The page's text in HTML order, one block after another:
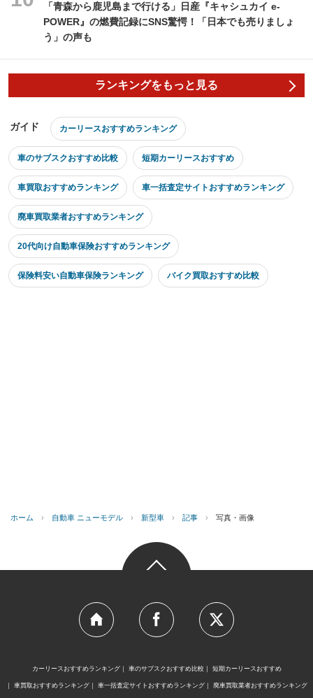
「青森から鹿児島まで行ける」日産『キャシュカイ e-
POWER』の燃費記録にSNS驚愕！「日本でも売りましょ
う」の声も
ランキングをもっと見る
ガイド カーリースおすすめランキング
車のサブスクおすすめ比較 短期カーリースおすすめ
車買取おすすめランキング 車一括査定サイトおすすめランキング
廃車買取業者おすすめランキング
20代向け自動車保険おすすめランキング
保険料安い自動車保険ランキング バイク買取おすすめ比較
ホーム › 自動車 ニューモデル › 新型車 › 記事 › 写真・画像
カーリースおすすめランキング 車のサブスクおすすめ比較 短期カーリースおすすめ
車買取おすすめランキング 車一括査定サイトおすすめランキング 廃車買取業者おすすめランキング